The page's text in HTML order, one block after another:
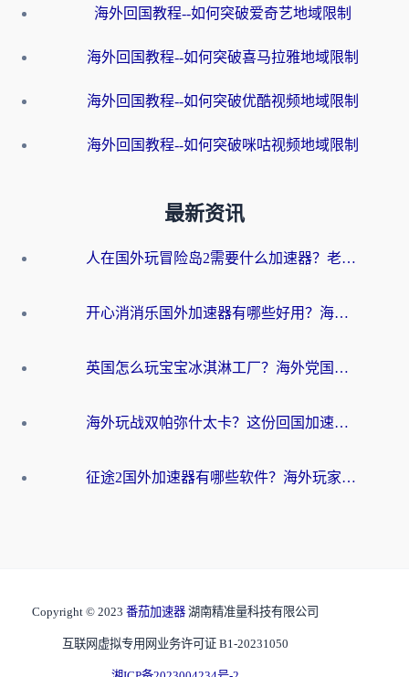
海外回国教程--如何突破爱奇艺地域限制
海外回国教程--如何突破喜马拉雅地域限制
海外回国教程--如何突破优酷视频地域限制
海外回国教程--如何突破咪咕视频地域限制
最新资讯
人在国外玩冒险岛2需要什么加速器？老玩家亲测有效的选择指南
开心消消乐国外加速器有哪些好用？海外党亲测不踩坑指南（附塔瑞斯世界Online流畅技巧）
英国怎么玩宝宝冰淇淋工厂？海外党国服游戏加速避坑指南（附挪威装甲风暴解决方案）
海外玩战双帕弥什太卡？这份回国加速器终极指南帮你告别延迟（附打球球大作战古今江湖加速方案）
征途2国外加速器有哪些软件？海外玩家亲测实用指南（附非洲梦幻西游加速技巧）
Copyright © 2023 番茄加速器 湖南精准量科技有限公司
互联网虚拟专用网业务许可证 B1-20231050